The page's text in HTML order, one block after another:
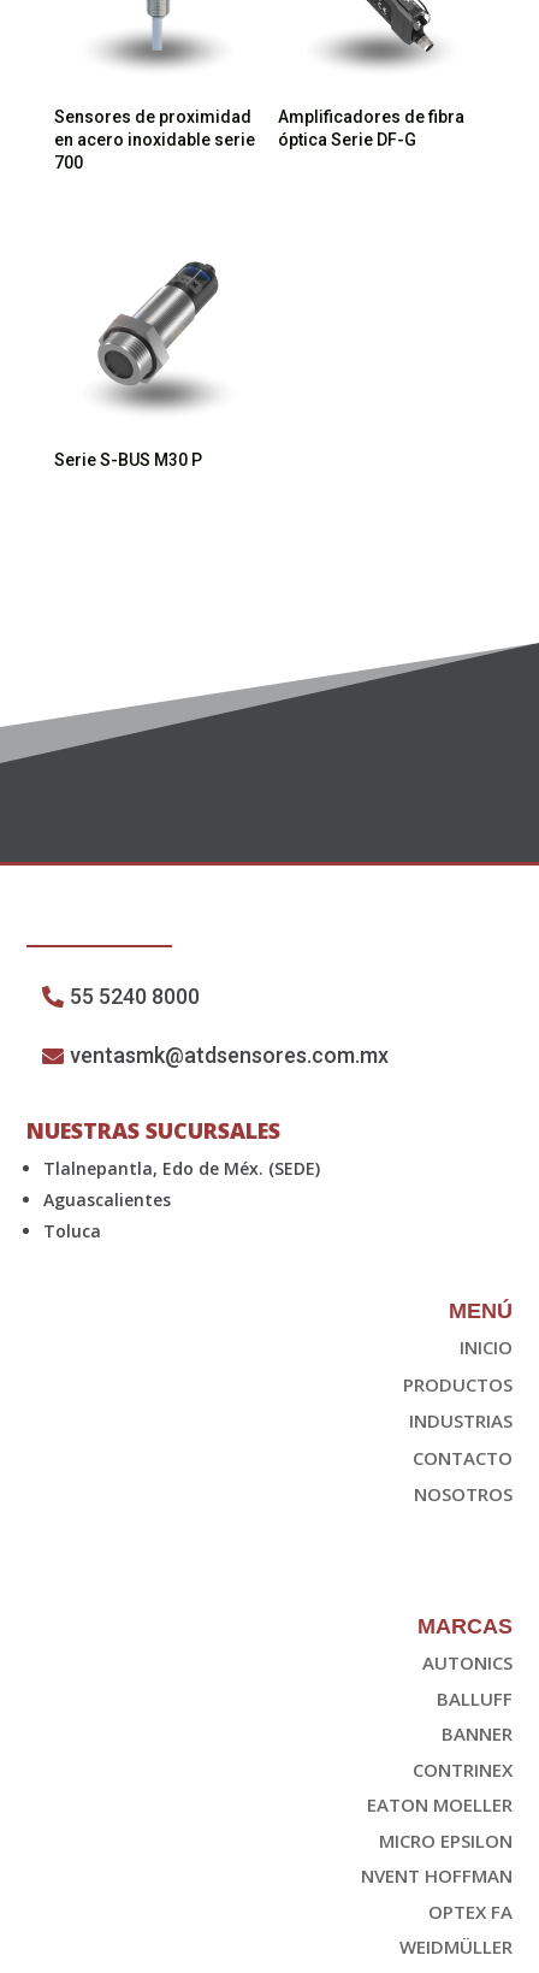
Sensores de proximidad
en acero inoxidable serie
700
Amplificadores de fibra
óptica Serie DF-G
Serie S-BUS M30 P
55 5240 8000
ventasmk@atdsensores.com.mx
NUESTRAS SUCURSALES
Tlalnepantla, Edo de Méx. (SEDE)
Aguascalientes
Toluca
MENÚ
INICIO
PRODUCTOS
INDUSTRIAS
CONTACTO
NOSOTROS
MARCAS
AUTONICS
BALLUFF
BANNER
CONTRINEX
EATON MOELLER
MICRO EPSILON
NVENT HOFFMAN
OPTEX FA
WEIDMÜLLER